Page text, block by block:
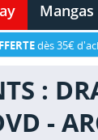
Mangas
dès 35€
:
-